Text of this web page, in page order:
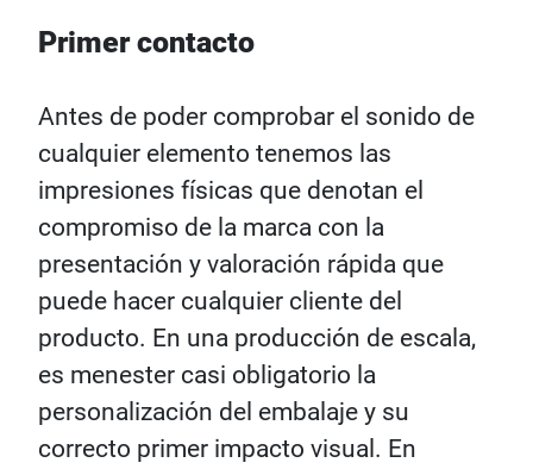
Primer contacto
Antes de poder comprobar el sonido de
cualquier elemento tenemos las
impresiones físicas que denotan el
compromiso de la marca con la
presentación y valoración rápida que
puede hacer cualquier cliente del
producto. En una producción de escala,
es menester casi obligatorio la
personalización del embalaje y su
correcto primer impacto visual. En